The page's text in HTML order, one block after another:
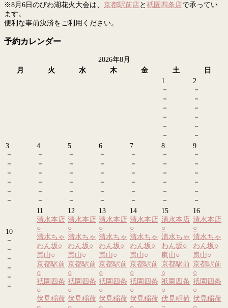
※8月6日のびわ湖花火大会は、 京都駅前店 と 祇園四条店で承ってい
ます。
便利な事前決済をご利用ください。
予約カレンダー
2026年8月
月
火 水 木 金 土
日
1
－
－
－
－
－
－
2
－
－
－
－
－
－
3
－
－
－
－
－
－
4
－
－
－
－
－
－
5
－
－
－
－
－
－
6
－
－
－
－
－
－
7
－
－
－
－
－
－
8
－
－
－
－
－
－
9
－
－
－
－
－
－
10
－
－
－
－
－
－
11
清水本店
○
清水ちゃ
わん坂○
嵐山○
京都駅前
○
祇園四条
○
伏見稲荷
12
清水本店
○
清水ちゃ
わん坂○
嵐山○
京都駅前
○
祇園四条
○
伏見稲荷
13
清水本店
○
清水ちゃ
わん坂○
嵐山○
京都駅前
○
祇園四条
○
伏見稲荷
14
清水本店
○
清水ちゃ
わん坂○
嵐山○
京都駅前
○
祇園四条
○
伏見稲荷
15
清水本店
○
清水ちゃ
わん坂○
嵐山○
京都駅前
○
祇園四条
○
伏見稲荷
16
清水本店
○
清水ちゃ
わん坂○
嵐山○
京都駅前
○
祇園四条
○
伏見稲荷